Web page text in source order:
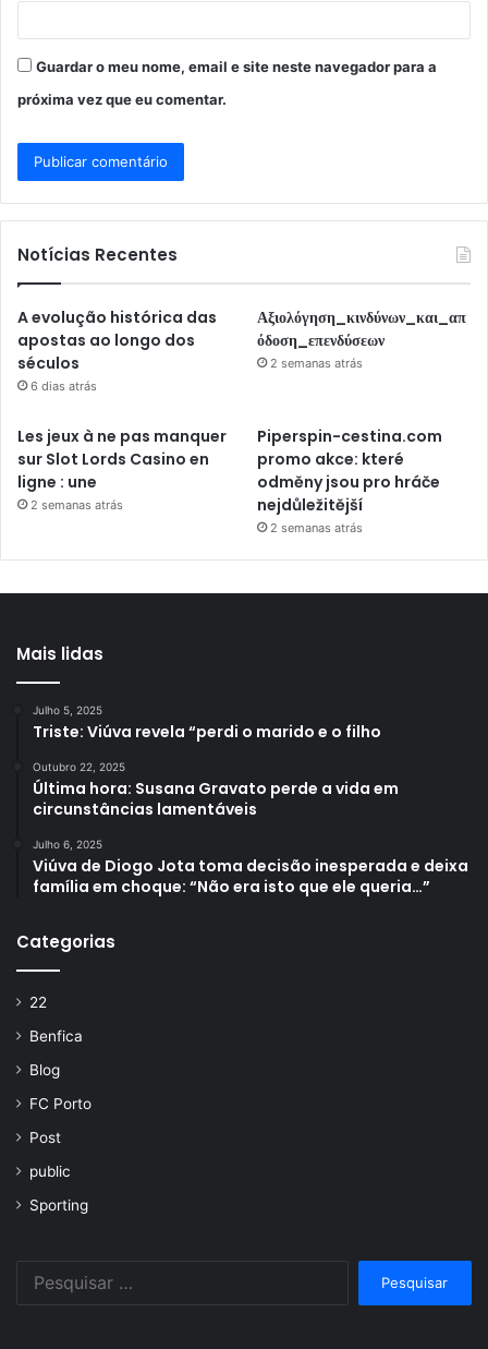
Guardar o meu nome, email e site neste navegador para a
próxima vez que eu comentar.
Notícias Recentes
A evolução histórica das
apostas ao longo dos
séculos
6 dias atrás
Αξιολόγηση_κινδύνων_και_απ
όδοση_επενδύσεων
2 semanas atrás
Les jeux à ne pas manquer
sur Slot Lords Casino en
ligne : une
2 semanas atrás
Piperspin-cestina.com
promo akce: které
odměny jsou pro hráče
nejdůležitější
2 semanas atrás
Mais lidas
Julho 5, 2025
Triste: Viúva revela “perdi o marido e o filho
Outubro 22, 2025
Última hora: Susana Gravato perde a vida em
circunstâncias lamentáveis
Julho 6, 2025
Viúva de Diogo Jota toma decisão inesperada e deixa
família em choque: “Não era isto que ele queria…”
Categorias
22
Benfica
Blog
FC Porto
Post
public
Sporting